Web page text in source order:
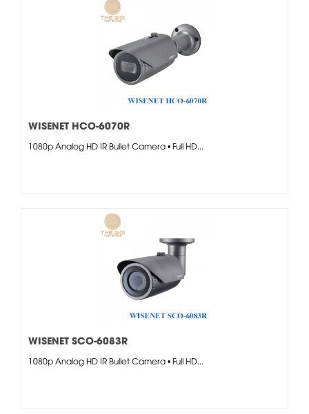
WISENET HCO-6070R
1080p Analog HD IR Bullet Camera • Full HD...
WISENET SCO-6083R
1080p Analog HD IR Bullet Camera • Full HD...